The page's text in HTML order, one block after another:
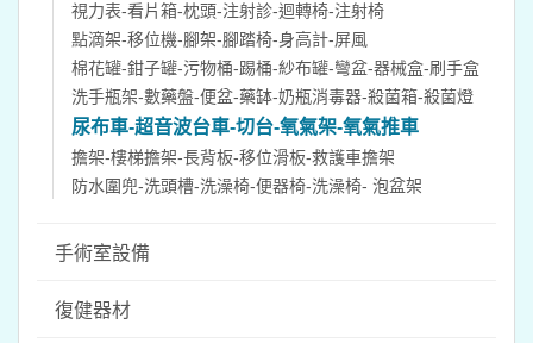
視力表-看片箱-枕頭-注射診-迴轉椅-注射椅
點滴架-移位機-腳架-腳踏椅-身高計-屏風
棉花罐-鉗子罐-污物桶-踢桶-紗布罐-彎盆-器械盒-刷手盒
洗手瓶架-數藥盤-便盆-藥缽-奶瓶消毒器-殺菌箱-殺菌燈
尿布車-超音波台車-切台-氧氣架-氧氣推車
擔架-樓梯擔架-長背板-移位滑板-救護車擔架
防水圍兜-洗頭槽-洗澡椅-便器椅-洗澡椅- 泡盆架
手術室設備
復健器材